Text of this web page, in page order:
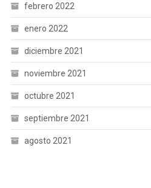
febrero 2022
enero 2022
diciembre 2021
noviembre 2021
octubre 2021
septiembre 2021
agosto 2021